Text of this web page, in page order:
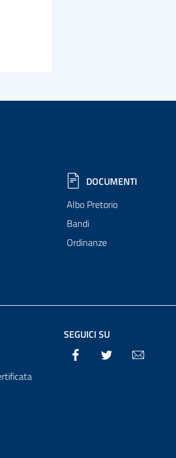
DOCUMENTI
Albo Pretorio
Bandi
Ordinanze
SEGUICI SU
Facebook Twitter